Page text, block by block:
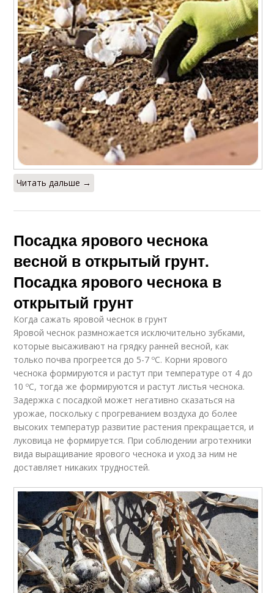
Читать дальше →
Посадка ярового чеснока
весной в открытый грунт.
Посадка ярового чеснока в
открытый грунт
Когда сажать яровой чеснок в грунт
Яровой чеснок размножается исключительно зубками,
которые высаживают на грядку ранней весной, как
только почва прогреется до 5-7 ºC. Корни ярового
чеснока формируются и растут при температуре от 4 до
10 ºC, тогда же формируются и растут листья чеснока.
Задержка с посадкой может негативно сказаться на
урожае, поскольку с прогреванием воздуха до более
высоких температур развитие растения прекращается, и
луковица не формируется. При соблюдении агротехники
вида выращивание ярового чеснока и уход за ним не
доставляет никаких трудностей.